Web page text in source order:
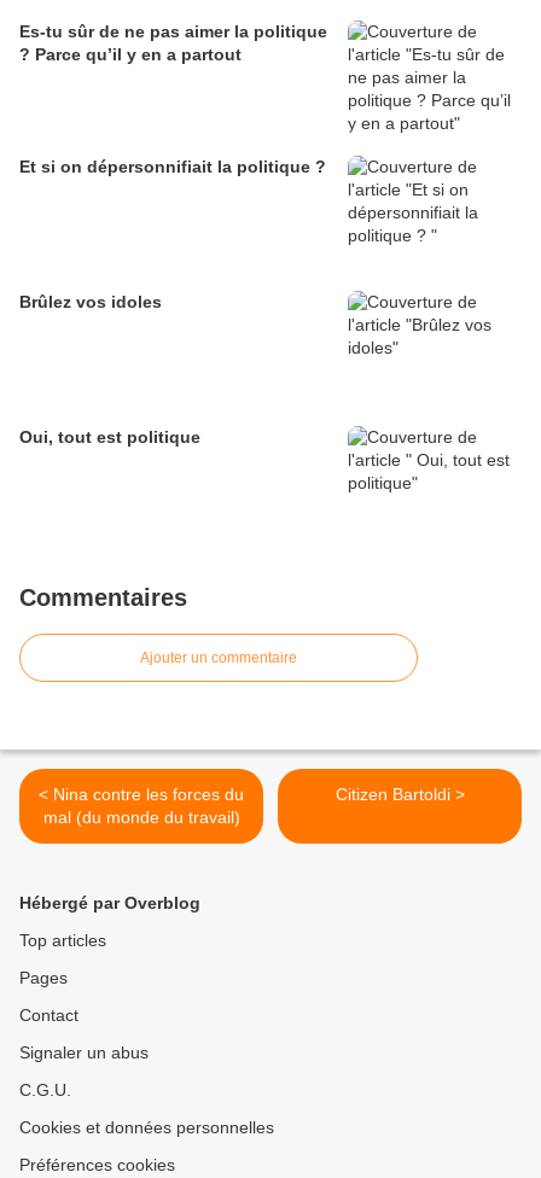
Es-tu sûr de ne pas aimer la politique
? Parce qu’il y en a partout
Et si on dépersonnifiait la politique ?
Brûlez vos idoles
Oui, tout est politique
Commentaires
Ajouter un commentaire
< Nina contre les forces du
mal (du monde du travail)
Citizen Bartoldi >
Hébergé par Overblog
Top articles
Pages
Contact
Signaler un abus
C.G.U.
Cookies et données personnelles
Préférences cookies